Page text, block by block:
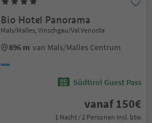
Bio Hotel Panorama
Mals/Malles, Vinschgau/Val Venosta
896 m van Mals/Malles Centrum
Südtirol Guest Pass
vanaf 150€
1 Nacht / 2 Personen Incl. btw